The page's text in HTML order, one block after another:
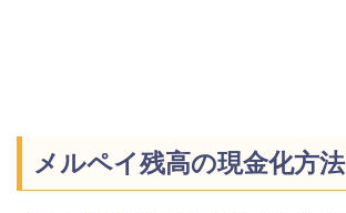
メルペイ残高の現金化方法